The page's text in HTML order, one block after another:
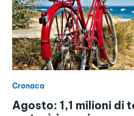
Cronaca
Agosto: 1,1 milioni di